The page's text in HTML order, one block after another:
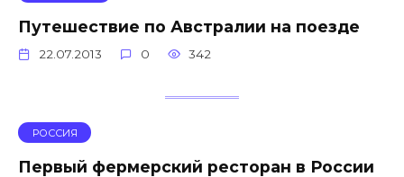
Путешествие по Австралии на поезде
22.07.2013 0 342
РОССИЯ
Первый фермерский ресторан в России